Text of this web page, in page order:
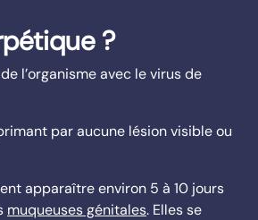
?
l’organisme avec le virus de
par aucune lésion visible ou
apparaître environ 5 à 10 jours
muqueuses génitales. Elles se